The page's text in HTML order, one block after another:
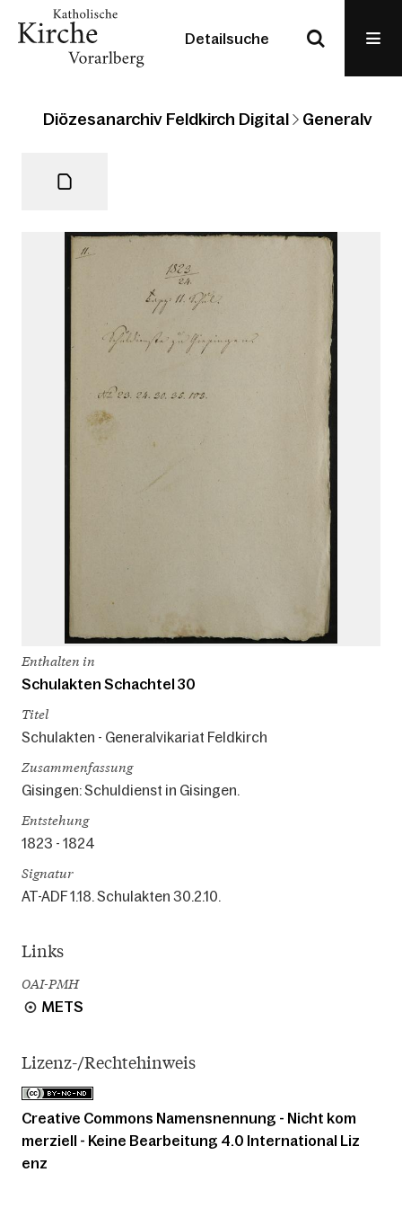
Detailsuche
Diözesanarchiv Feldkirch Digital
Enthalten in
Schulakten Schachtel 30
Titel
Schulakten - Generalvikariat Feldkirch
Zusammenfassung
Gisingen: Schuldienst in Gisingen.
Entstehung
1823 - 1824
Signatur
AT-ADF 1.18. Schulakten 30.2.10.
Links
OAI-PMH
METS
Lizenz-/Rechtehinweis
Creative Commons Namensnennung - Nicht kom
merziell - Keine Bearbeitung 4.0 International Liz
enz